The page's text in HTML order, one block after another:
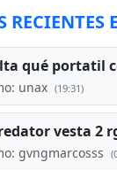
qué portatil
unax (19:31)
vesta 2
gvngmarcosss